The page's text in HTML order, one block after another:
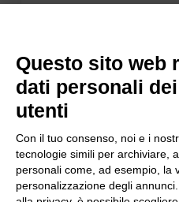
Questo sito web
dati personali
utenti
Con il tuo consenso, noi e i
tecnologie simili per archiviare,
personali come, ad esempio, la
personalizzazione degli